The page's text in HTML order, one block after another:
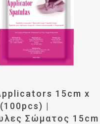
Περισσότερα
15cm x
|
Σώματος 15cm